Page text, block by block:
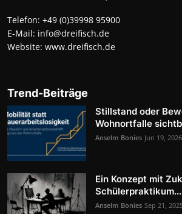
Telefon: +49 (0)39998 95900
E-Mail: info@dreifisch.de
Website: www.dreifisch.de
Trend-Beiträge
Stillstand oder
Wohnortfalle
Anselm Bonies Jun 19, 2026
Ein Konzept mit
Schülerpraktikum...
Anselm Bonies Sep 21,